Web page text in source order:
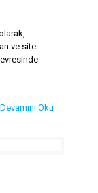
ve site
Devamını Oku